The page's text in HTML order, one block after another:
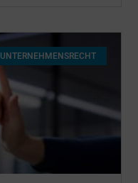
UNTERNEHMENSRECHT